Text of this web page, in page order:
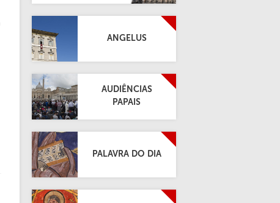
ANGELUS
AUDIÊNCIAS
PAPAIS
PALAVRA DO DIA